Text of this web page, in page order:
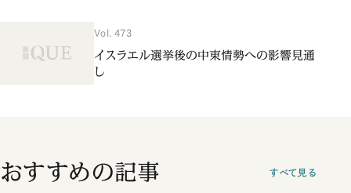
Vol. 473
イスラエル選挙後の中東情勢への影響見通
し
おすすめの記事 すべて見る